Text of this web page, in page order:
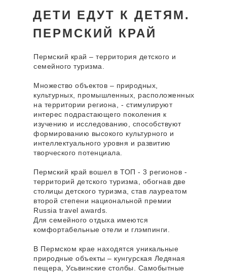
Пермский край – территория детского и
семейного туризма.
Множество объектов – природных,
культурных, промышленных, расположенных
на территории региона, - стимулируют
интерес подрастающего поколения к
изучению и исследованию, способствуют
формированию высокого культурного и
интеллектуального уровня и развитию
творческого потенциала.
Пермский край вошел в ТОП - 3 регионов -
территорий детского туризма, обогнав две
столицы детского туризма, став лауреатом
второй степени национальной премии
Russia travel awards.
Для семейного отдыха имеются
комфортабельные отели и глэмпинги.
В Пермском крае находятся уникальные
природные объекты – кунгурская Ледяная
пещера, Усьвинские столбы. Самобытные
ДЕТИ ЕДУТ К ДЕТЯМ.
ПЕРМСКИЙ КРАЙ